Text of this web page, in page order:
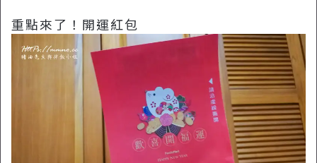
重點來了！開運紅包